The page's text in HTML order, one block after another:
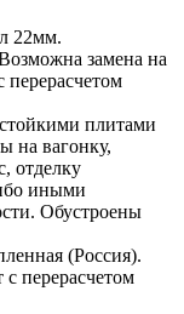
22мм.
замена на
перерасчетом
плитами
на вагонку,
отделку
иными
Обустроены
(Россия).
перерасчетом